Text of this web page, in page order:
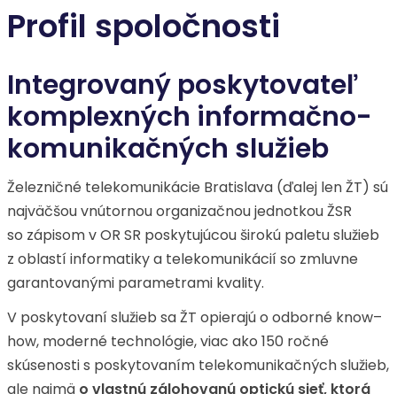
Profil spoločnosti
Integrovaný poskytovateľ
komplexných informačno-
komunikačných služieb
Železničné telekomunikácie Bratislava (ďalej len ŽT) sú
najväčšou vnútornou organizačnou jednotkou ŽSR
so zápisom v OR SR poskytujúcou širokú paletu služieb
z oblastí informatiky a telekomunikácií so zmluvne
garantovanými parametrami kvality.
V poskytovaní služieb sa ŽT opierajú o odborné know–
how, moderné technológie, viac ako 150 ročné
skúsenosti s poskytovaním telekomunikačných služieb,
ale najmä o vlastnú zálohovanú optickú sieť, ktorá